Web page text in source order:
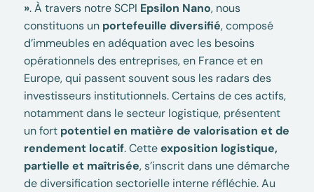
». À travers notre SCPI Epsilon Nano, nous
constituons un portefeuille diversifié, composé
d’immeubles en adéquation avec les besoins
opérationnels des entreprises, en France et en
Europe, qui passent souvent sous les radars des
investisseurs institutionnels. Certains de ces actifs,
notamment dans le secteur logistique, présentent
un fort potentiel en matière de valorisation et de
rendement locatif. Cetteexposition logistique,
partielle et maîtrisée, s’inscrit dans une démarche
de diversification sectorielle interne réfléchie. Au